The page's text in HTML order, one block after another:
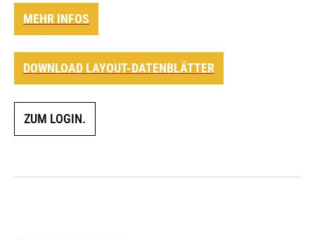
MEHR INFOS
DOWNLOAD LAYOUT-DATENBLÄTTER
ZUM LOGIN.